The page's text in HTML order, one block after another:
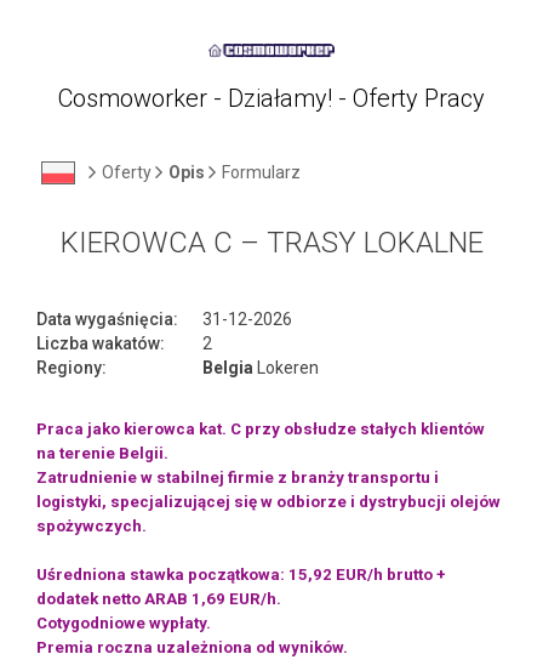
Cosmoworker - Działamy! - Oferty Pracy
Oferty Opis Formularz
KIEROWCA C – TRASY LOKALNE
Data wygaśnięcia:
31-12-2026
Liczba wakatów:
2
Regiony:
Belgia Lokeren
Praca jako kierowca kat. C przy obsłudze stałych klientów
na terenie Belgii.
Zatrudnienie w stabilnej firmie z branży transportu i
logistyki, specjalizującej się w odbiorze i dystrybucji olejów
spożywczych.
Uśredniona stawka początkowa: 15,92 EUR/h brutto +
dodatek netto ARAB 1,69 EUR/h.
Cotygodniowe wypłaty.
Premia roczna uzależniona od wyników.